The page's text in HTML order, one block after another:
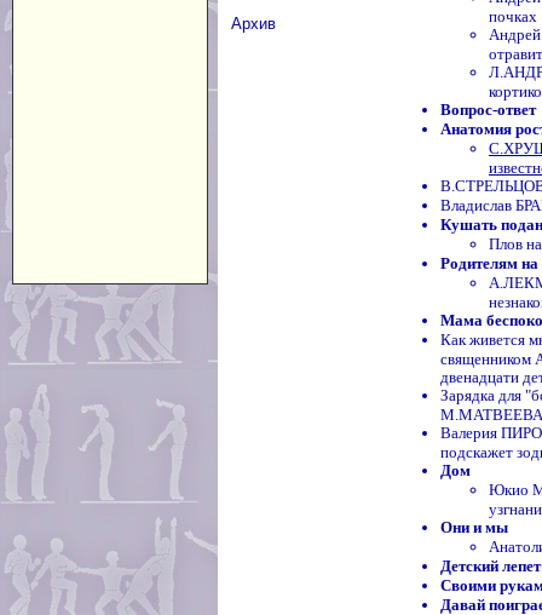
Архив
почках
Вопрос-ответ
Анатомия
Владислав
Кушать
Плов
Родителям на
Мама
Как живется
священником
двенадцати
Зарядка для
М.МАТВЕЕВА
Валерия
подскажет
Дом
Юкио
Они и мы
Детский лепет
Своими
Давай